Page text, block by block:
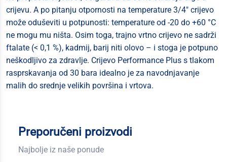
crijevu. A po pitanju otpornosti na temperature 3/4" crijevo
može oduševiti u potpunosti: temperature od -20 do +60 °C
ne mogu mu ništa. Osim toga, trajno vrtno crijevo ne sadrži
ftalate (< 0,1 %), kadmij, barij niti olovo – i stoga je potpuno
neškodljivo za zdravlje. Crijevo Performance Plus s tlakom
rasprskavanja od 30 bara idealno je za navodnjavanje
malih do srednje velikih površina i vrtova.
Preporučeni proizvodi
Najbolje iz naše ponude